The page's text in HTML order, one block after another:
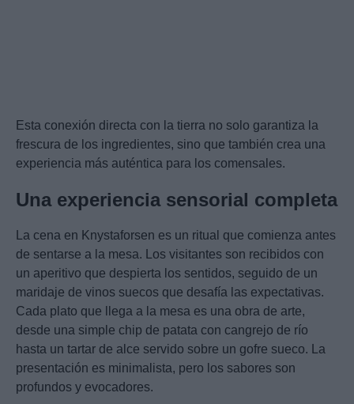
Esta conexión directa con la tierra no solo garantiza la
frescura de los ingredientes, sino que también crea una
experiencia más auténtica para los comensales.
Una experiencia sensorial completa
La cena en Knystaforsen es un ritual que comienza antes
de sentarse a la mesa. Los visitantes son recibidos con
un aperitivo que despierta los sentidos, seguido de un
maridaje de vinos suecos que desafía las expectativas.
Cada plato que llega a la mesa es una obra de arte,
desde una simple chip de patata con cangrejo de río
hasta un tartar de alce servido sobre un gofre sueco. La
presentación es minimalista, pero los sabores son
profundos y evocadores.